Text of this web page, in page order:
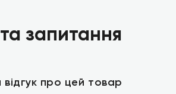
та запитання
відгук про цей товар